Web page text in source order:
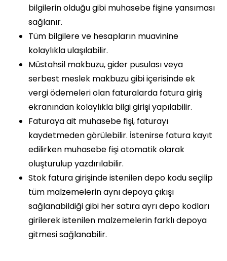
bilgilerin olduğu gibi muhasebe fişine yansıması
sağlanır.
Tüm bilgilere ve hesapların muavinine
kolaylıkla ulaşılabilir.
Müstahsil makbuzu, gider pusulası veya
serbest meslek makbuzu gibi içerisinde ek
vergi ödemeleri olan faturalarda fatura giriş
ekranından kolaylıkla bilgi girişi yapılabilir.
Faturaya ait muhasebe fişi, faturayı
kaydetmeden görülebilir. İstenirse fatura kayıt
edilirken muhasebe fişi otomatik olarak
oluşturulup yazdırılabilir.
Stok fatura girişinde istenilen depo kodu seçilip
tüm malzemelerin aynı depoya çıkışı
sağlanabildiği gibi her satıra ayrı depo kodları
girilerek istenilen malzemelerin farklı depoya
gitmesi sağlanabilir.